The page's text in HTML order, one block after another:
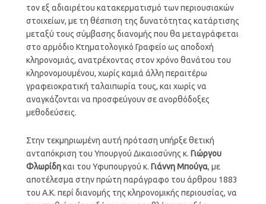
τον εξ αδιαιρέτου κατακερματισμό των περιουσιακών
στοιχείων, με τη θέσπιση της δυνατότητας κατάρτισης
μεταξύ τους σύμβασης διανομής που θα μεταγράφεται
στο αρμόδιο Κτηματολογικό Γραφείο ως αποδοχή
κληρονομιάς, ανατρέχοντας στον χρόνο θανάτου του
κληρονομουμένου, χωρίς καμιά άλλη περαιτέρω
γραφειοκρατική ταλαιπωρία τους, και χωρίς να
αναγκάζονται να προσφεύγουν σε ανορθόδοξες
μεθοδεύσεις.
Στην τεκμηριωμένη αυτή πρόταση υπήρξε θετική
ανταπόκριση του Υπουργού Δικαιοσύνης κ. Γιώργου
Φλωρίδηκαι του Υφυπουργού κ. Γιάννη Μπούγα, με
αποτέλεσμα στην πρώτη παράγραφο του άρθρου 1883
του Α.Κ. περί διανομής της κληρονομικής περιουσίας, να